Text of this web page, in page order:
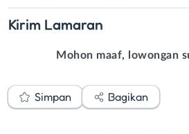
Kirim Lamaran
Mohon maaf, lowongan
Simpan Bagikan